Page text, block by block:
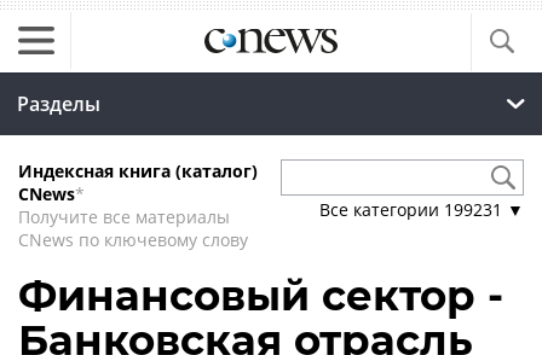
Разделы
Индексная книга (каталог)
CNews*
Получите все материалы
CNews по ключевому слову
Все категории 199231 ▼
Финансовый сектор -
Банковская отрасль